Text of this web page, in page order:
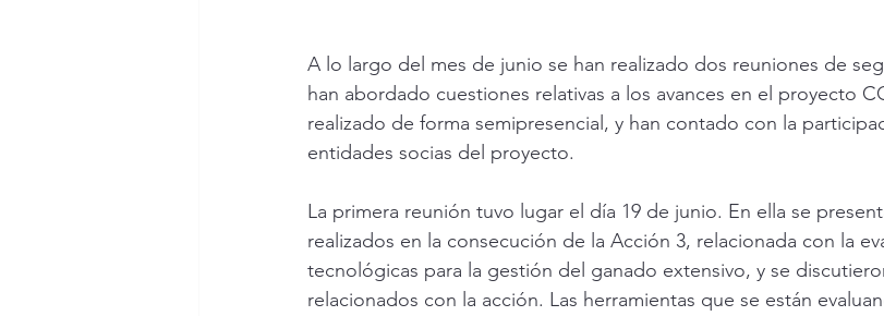
A lo largo del mes de junio se han realizado dos reuniones de
han abordado cuestiones relativas a los avances en el proyecto
realizado de forma semipresencial, y han contado con la
entidades socias del proyecto.
La primera reunión tuvo lugar el día 19 de junio. En ella se
realizados en la consecución de la Acción 3, relacionada con la
tecnológicas para la gestión del ganado extensivo, y se
relacionados con la acción. Las herramientas que se están